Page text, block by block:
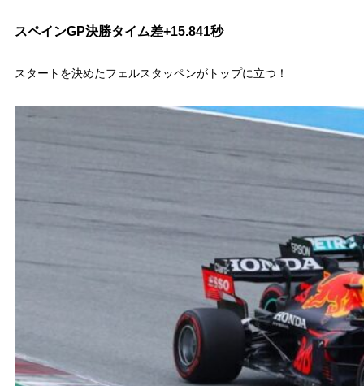
スペインGP決勝タイム差+15.841秒
スタートを決めたフェルスタッペンがトップに立つ！